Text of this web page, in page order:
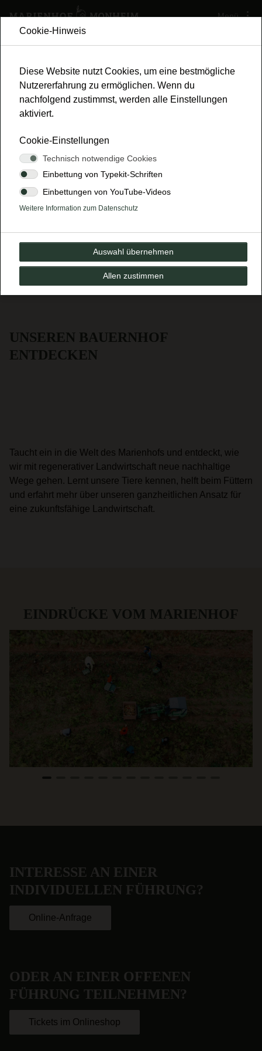
Cookie-Hinweis
Diese Website nutzt Cookies, um eine bestmögliche
Nutzererfahrung zu ermöglichen. Wenn du
nachfolgend zustimmst, werden alle Einstellungen
aktiviert.
Cookie-Einstellungen
Technisch notwendige Cookies
Einbettung von Typekit-Schriften
Einbettungen von YouTube-Videos
Weitere Information zum Datenschutz
Auswahl übernehmen
Allen zustimmen
Menü
FÜHRUNGEN AUF DEM
MARIENHOF
Erlebe regenartive Landwirtschaft hautnah!
Offene Führungen
UNSEREN BAUERNHOF
ENTDECKEN
Taucht ein in die Welt des Marienhofs und entdeckt, wie
wir mit regenerativer Landwirtschaft neue nachhaltige
Wege gehen. Lernt unsere Tiere kennen, helft beim Füttern
und erfahrt mehr über unseren ganzheitlichen Ansatz für
eine zukunftsfähige Landwirtschaft.
EINDRÜCKE VOM MARIENHOF
INTERESSE AN EINER
INDIVIDUELLEN FÜHRUNG?
Online-Anfrage
ODER AN EINER OFFENEN
FÜHRUNG TEILNEHMEN?
Tickets im Onlineshop